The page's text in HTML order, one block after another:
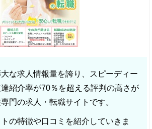
な求人情報量を誇り、スピーディー
紹介率が70％を超える評判の高さが
門の求人・転職サイトです。
の特徴や口コミを紹介していきま